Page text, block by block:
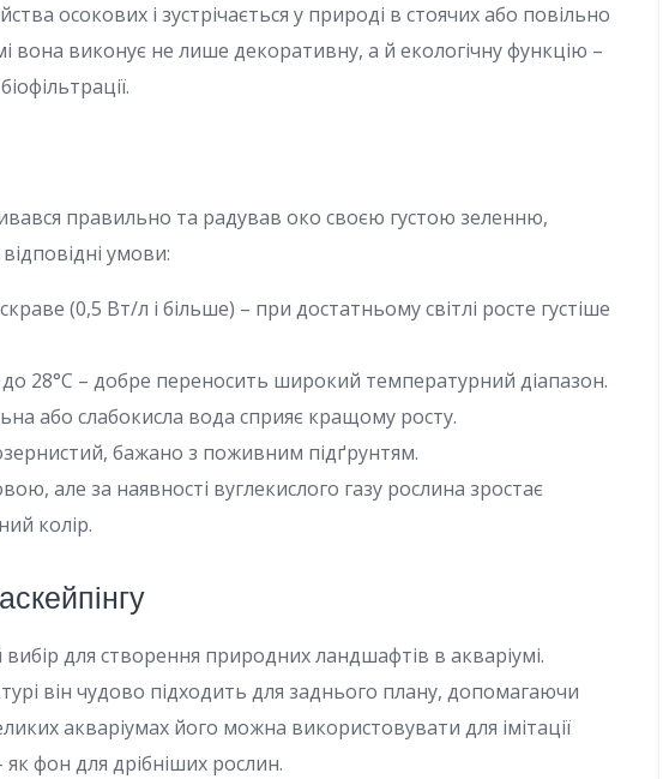
осокових і зустрічається у природі в стоячих або повільно
вона виконує не лише декоративну, а й екологічну функцію –
правильно та радував око своєю густою зеленню,
умови:
(0,5 Вт/л і більше) – при достатньому світлі росте густіше
до 28°C – добре переносить широкий температурний діапазон.
або слабокисла вода сприяє кращому росту.
бажано з поживним підґрунтям.
але за наявності вуглекислого газу рослина зростає
колір.
вибір для створення природних ландшафтів в акваріумі.
він чудово підходить для заднього плану, допомагаючи
акваріумах його можна використовувати для імітації
фон для дрібніших рослин.